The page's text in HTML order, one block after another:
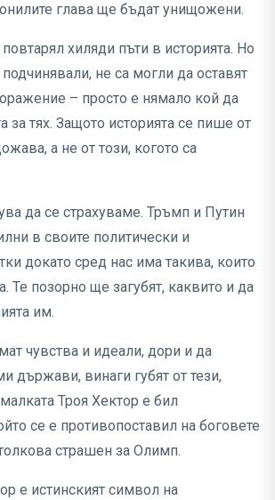
глава ще бъдат унищожени.
хиляди пъти в историята. Но
подчинявали, не са могли да оставят
– просто е нямало кой да
за тях. Защото историята се пише от
а не от този, когото са
да се страхуваме. Тръмп и Путин
в своите политически и
докато сред нас има такива, които
Те позорно ще загубят, каквито и да
им.
чувства и идеали, дори и да
държави, винаги губят от тези,
Троя Хектор е бил
се е противопоставил на боговете
страшен за Олимп.
е истинският символ на